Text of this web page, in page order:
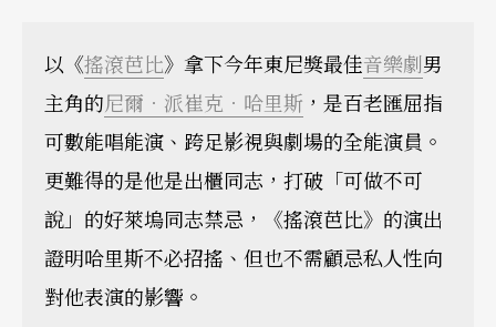
以《搖滾芭比》拿下今年東尼獎最佳音樂劇男
主角的尼爾．派崔克．哈里斯 ，是百老匯屈指
可數能唱能演、跨足影視與劇場的全能演員。
更難得的是他是出櫃同志，打破「可做不可
說」的好萊塢同志禁忌，《搖滾芭比》的演出
證明哈里斯不必招搖、但也不需顧忌私人性向
對他表演的影響。